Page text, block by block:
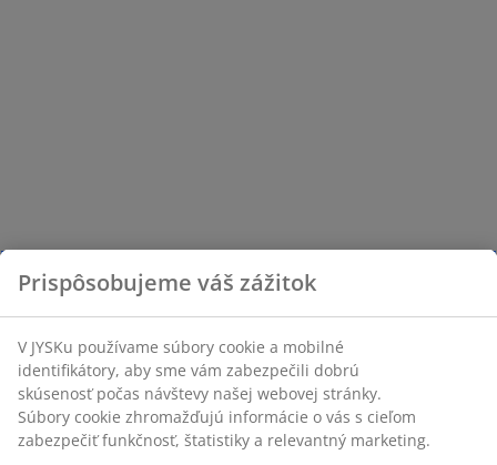
Prispôsobujeme váš zážitok
V JYSKu používame súbory cookie a mobilné
identifikátory, aby sme vám zabezpečili dobrú
skúsenosť počas návštevy našej webovej stránky.
Súbory cookie zhromažďujú informácie o vás s cieľom
zabezpečiť funkčnosť, štatistiky a relevantný marketing.